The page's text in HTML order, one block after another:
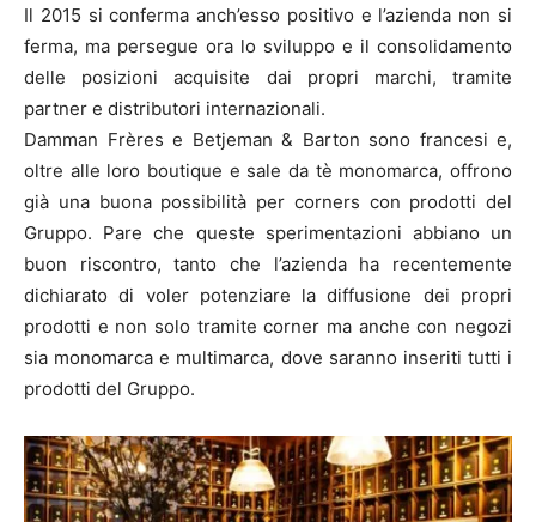
Il 2015 si conferma anch’esso positivo e l’azienda non si
ferma, ma persegue ora lo sviluppo e il consolidamento
delle posizioni acquisite dai propri marchi, tramite
partner e distributori internazionali.
Damman Frères e Betjeman & Barton sono francesi e,
oltre alle loro boutique e sale da tè monomarca, offrono
già una buona possibilità per corners con prodotti del
Gruppo. Pare che queste sperimentazioni abbiano un
buon riscontro, tanto che l’azienda ha recentemente
dichiarato di voler potenziare la diffusione dei propri
prodotti e non solo tramite corner ma anche con negozi
sia monomarca e multimarca, dove saranno inseriti tutti i
prodotti del Gruppo.